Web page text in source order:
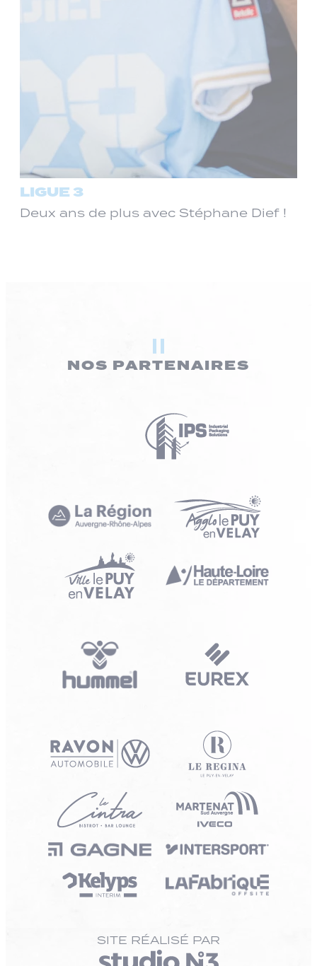
LIGUE 3
Deux ans de plus avec Stéphane Dief !
NOS PARTENAIRES
SITE RÉALISÉ PAR